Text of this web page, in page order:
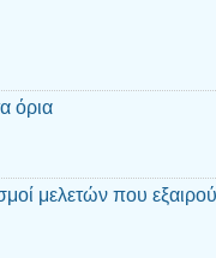
όρια
μελετών που